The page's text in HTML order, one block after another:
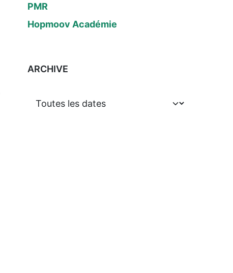
PMR
Hopmoov Académie
ARCHIVE